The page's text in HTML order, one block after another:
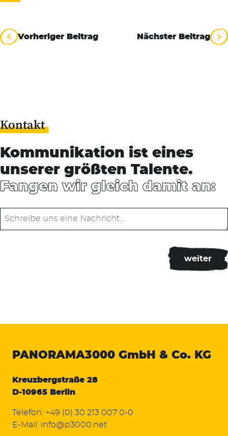
Beitragsnavigation
Vorheriger Beitrag Nächster Beitrag
Kontakt
Kommunikation ist eines
unserer größten Talente.
Fangen wir gleich damit an:
PANORAMA3000 GmbH & Co. KG
Kreuzbergstraße 28
D-10965 Berlin
Telefon: +49 (0) 30 213 007 0-0
E-Mail: info@p3000.net